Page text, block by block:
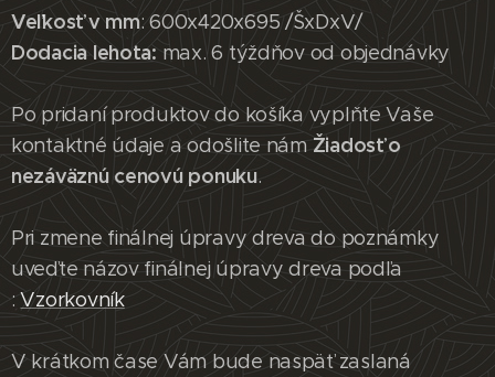
Veľkosť v mm: 600x420x695 /ŠxDxV/
Dodacia lehota: max. 6 týždňov od objednávky
Po pridaní produktov do košíka vyplňte Vaše
kontaktné údaje a odošlite nám Žiadosť o
nezáväznú cenovú ponuku.
Pri zmene finálnej úpravy dreva do poznámky
uveďte názov finálnej úpravy dreva podľa
:Vzorkovník
V krátkom čase Vám bude naspäť zaslaná